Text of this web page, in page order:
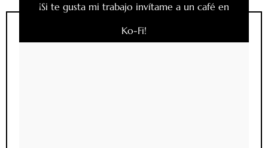
¡Si te gusta mi trabajo invítame a un café en
Ko-Fi!